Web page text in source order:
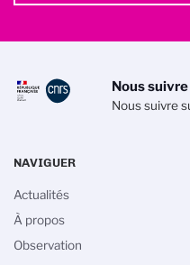
Nous suivre
Nous suivre
NAVIGUER
Actualités
À propos
Observation